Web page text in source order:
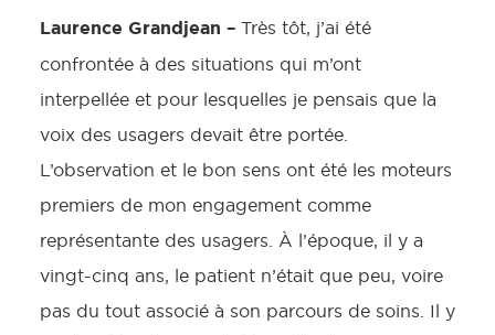
Laurence Grandjean – Très tôt, j’ai été
confrontée à des situations qui m’ont
interpellée et pour lesquelles je pensais que la
voix des usagers devait être portée.
L’observation et le bon sens ont été les moteurs
premiers de mon engagement comme
représentante des usagers. À l’époque, il y a
vingt-cinq ans, le patient n’était que peu, voire
pas du tout associé à son parcours de soins. Il y